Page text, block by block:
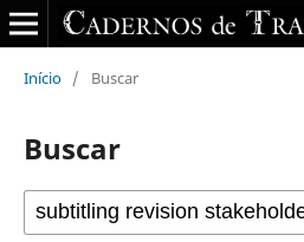
Início / Buscar
Buscar